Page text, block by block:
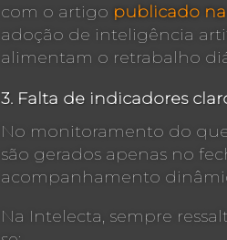
com o artigo publicado
adoção de inteligência
alimentam o retrabalho
3. Falta de indicadores
No monitoramento do
são gerados apenas no
acompanhamento
Na Intelecta, sempre